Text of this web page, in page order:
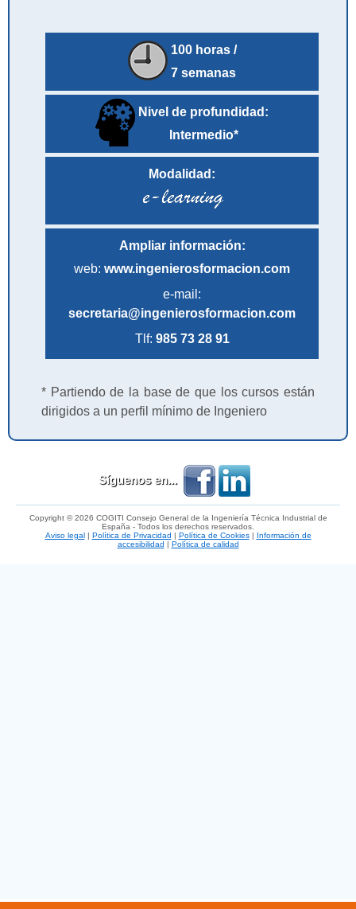
100 horas /
7 semanas
Nivel de profundidad:
Intermedio*
Modalidad:
Ampliar información:
web: www.ingenierosformacion.com
e-mail:
secretaria@ingenierosformacion.com
Tlf: 985 73 28 91
* Partiendo de la base de que los cursos están
dirigidos a un perfil mínimo de Ingeniero
Síguenos en...
Copyright © 2026 COGITI Consejo General de la Ingeniería Técnica Industrial de
España - Todos los derechos reservados.
Aviso legal
Política de Privacidad Política de Cookies|
Información de
accesibilidad
Política de calidad